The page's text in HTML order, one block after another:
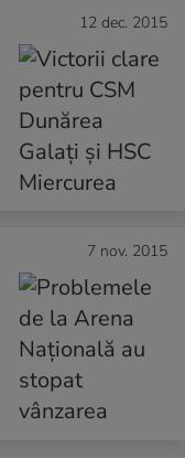
12 dec. 2015
7 nov. 2015